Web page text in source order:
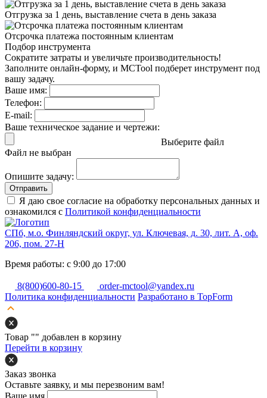
Отгрузка за 1 день, выставление счета в день заказа
Отсрочка платежа постоянным клиентам
Подбор инструмента
Сократите затраты и увеличьте производительность!
Заполните онлайн-форму, и MCTool подберет инструмент под
вашу задачу.
Ваше имя:
Телефон:
E-mail:
Ваше техническое задание и чертежи:
Выберите файл
Файл не выбран
Опишите задачу:
Отправить
Я даю свое согласие на обработку персональных данных и
ознакомился с Политикой конфиденциальности
СПб, м.о. Финляндский округ, ул. Ключевая, д. 30, лит. А, оф.
206, пом. 27-Н
Время работы: с 9:00 до 17:00
8(800)600-80-15
order-mctool@yandex.ru
Политика конфиденциальности Разработано в TopForm
Товар "" добавлен в корзину
Перейти в корзину
Заказ звонка
Оставьте заявку, и мы перезвоним вам!